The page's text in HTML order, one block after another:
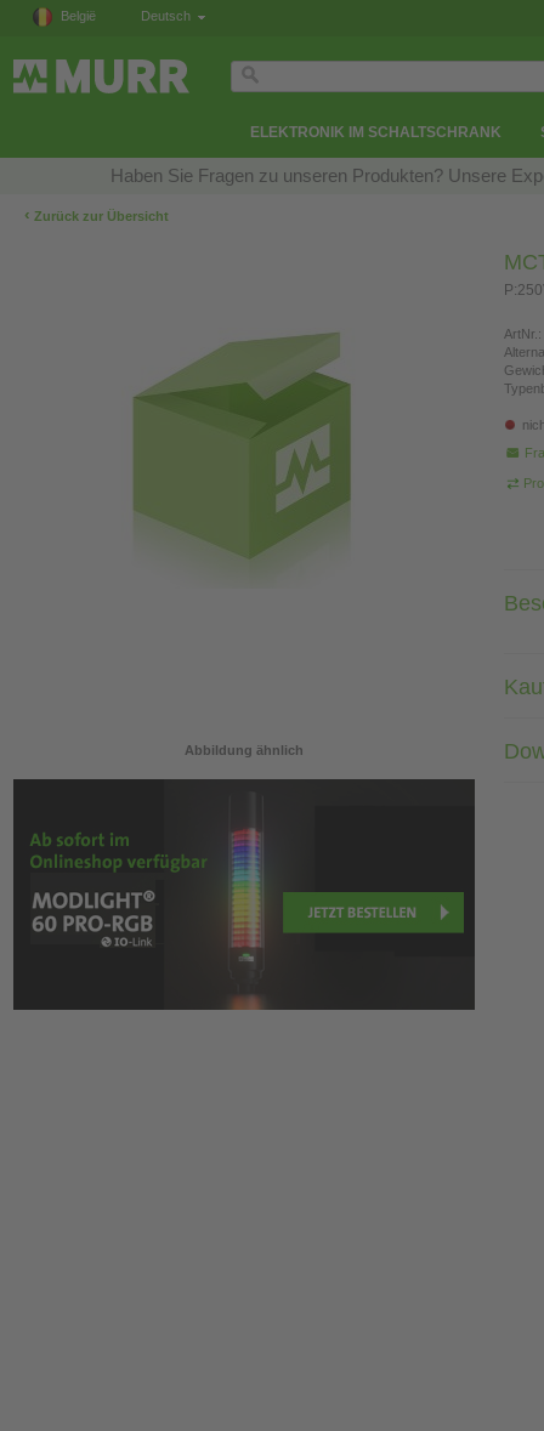
België Deutsch
ELEKTRONIK IM SCHALTSCHRANK
Haben Sie Fragen zu unseren Produkten? Unsere
‹ Zurück zur Übersicht
Abbildung ähnlich
ArtNr.: